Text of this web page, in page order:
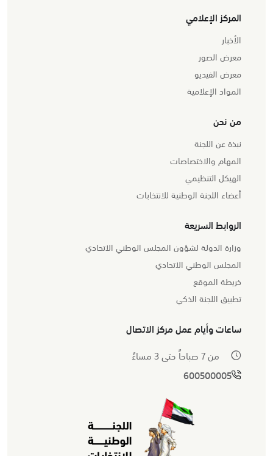
المركز الإعلامي
الأخبار
معرض الصور
معرض الفيديو
المواد الإعلامية
من نحن
نبذة عن اللجنة
المهام والاختصاصات
الهيكل التنظيمي
أعضاء اللجنة الوطنية للانتخابات
الروابط السريعة
وزارة الدولة لشؤون المجلس الوطني الاتحادي
المجلس الوطني الاتحادي
خريطة الموقع
تطبيق اللجنة الذكي
ساعات وأيام عمل مركز الاتصال
من 7 صباحاً حتى 3 مساءً
600500005